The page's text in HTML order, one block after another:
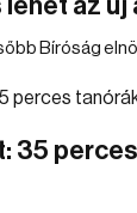
lehet az
Bíróság
35